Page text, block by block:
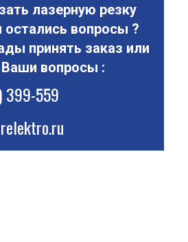
лазерную резку
остались вопросы ?
принять заказ или
Ваши вопросы :
399-559